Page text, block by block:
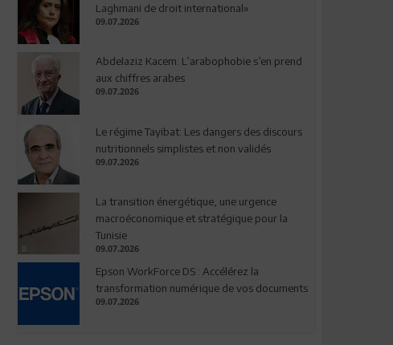
Laghmani de droit international»
09.07.2026
Abdelaziz Kacem: L’arabophobie s’en prend
aux chiffres arabes
09.07.2026
Le régime Tayibat: Les dangers des discours
nutritionnels simplistes et non validés
09.07.2026
La transition énergétique, une urgence
macroéconomique et stratégique pour la
Tunisie
09.07.2026
Epson WorkForce DS : Accélérez la
transformation numérique de vos documents
09.07.2026